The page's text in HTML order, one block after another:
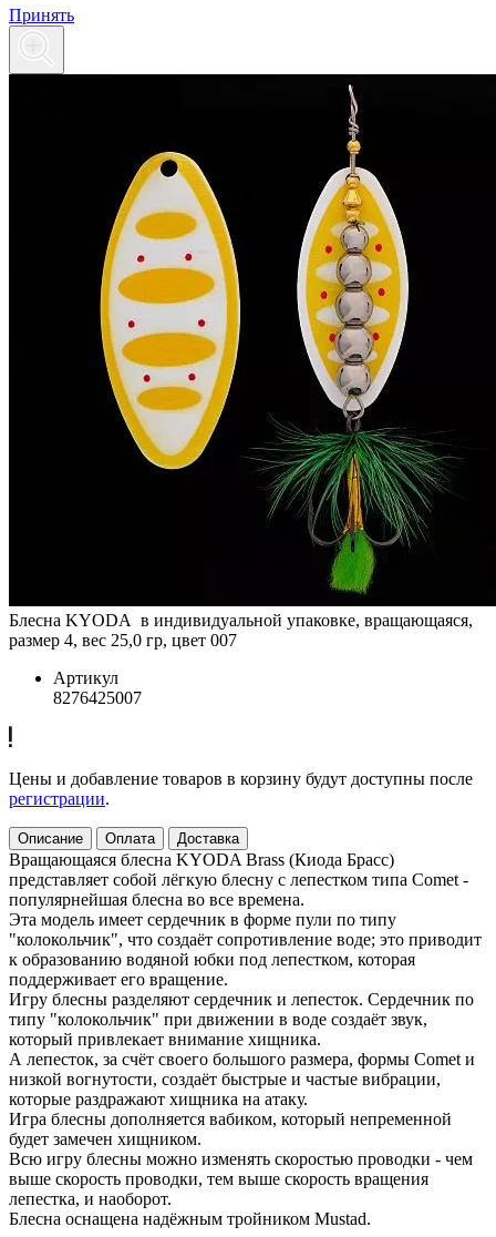
Принять
Блесна KYODA в индивидуальной упаковке, вращающаяся,
размер 4, вес 25,0 гр, цвет 007
Артикул
8276425007
Цены и добавление товаров в корзину будут доступны после
регистрации.
Описание Оплата Доставка
Вращающаяся блесна KYODA Brass (Киода Брасс)
представляет собой лёгкую блесну с лепестком типа Comet -
популярнейшая блесна во все времена.
Эта модель имеет сердечник в форме пули по типу
"колокольчик", что создаёт сопротивление воде; это приводит
к образованию водяной юбки под лепестком, которая
поддерживает его вращение.
Игру блесны разделяют сердечник и лепесток. Сердечник по
типу "колокольчик" при движении в воде создаёт звук,
который привлекает внимание хищника.
А лепесток, за счёт своего большого размера, формы Comet и
низкой вогнутости, создаёт быстрые и частые вибрации,
которые раздражают хищника на атаку.
Игра блесны дополняется вабиком, который непременной
будет замечен хищником.
Всю игру блесны можно изменять скоростью проводки - чем
выше скорость проводки, тем выше скорость вращения
лепестка, и наоборот.
Блесна оснащена надёжным тройником Mustad.